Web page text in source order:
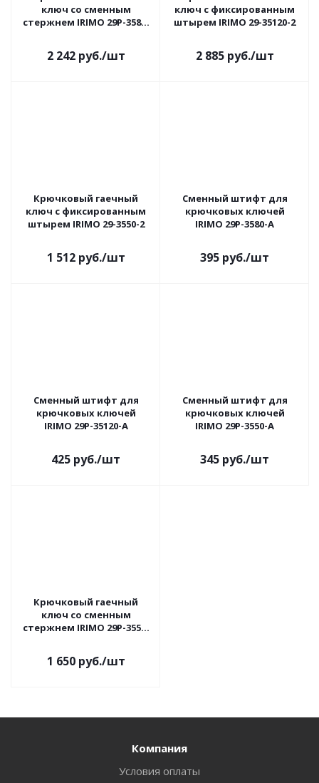
ключ со сменным
стержнем IRIMO 29P-3580-
2 242руб./шт
ключ с фиксированным
штырем IRIMO 29-35120-2
2 885руб./шт
Крючковый гаечный
ключ с фиксированным
штырем IRIMO 29-3550-2
1 512руб./шт
Сменный штифт для
крючковых ключей
IRIMO 29P-3580-A
395 руб./шт
Сменный штифт для
крючковых ключей
IRIMO 29P-35120-A
425 руб./шт
Сменный штифт для
крючковых ключей
IRIMO 29P-3550-A
345 руб./шт
Крючковый гаечный
ключ со сменным
стержнем IRIMO 29P-3550-
1 650руб./шт
Компания
Условия оплаты